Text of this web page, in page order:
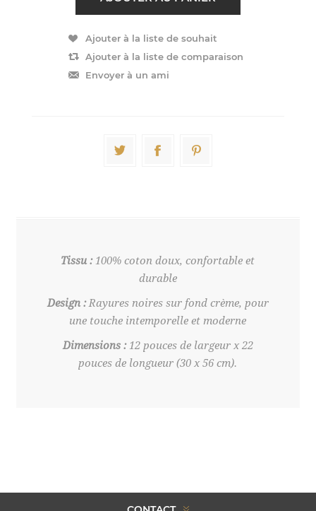
Tissu :100% coton doux, confortable et
durable
Design :Rayures noires sur fond crème, pour
une touche intemporelle et moderne
Dimensions :12 pouces de largeur x 22
pouces de longueur (30 x 56 cm).